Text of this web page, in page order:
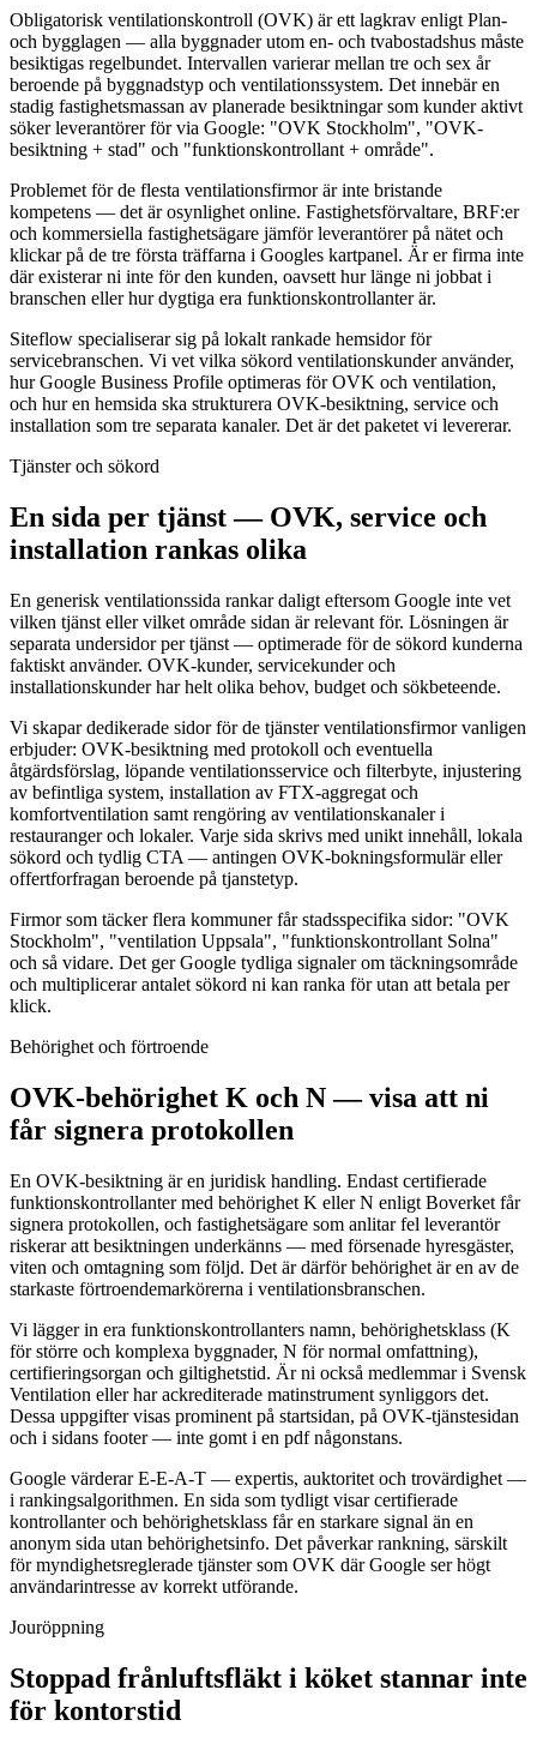
Obligatorisk ventilationskontroll (OVK) är ett lagkrav enligt Plan-
och bygglagen — alla byggnader utom en- och tvabostadshus måste
besiktigas regelbundet. Intervallen varierar mellan tre och sex år
beroende på byggnadstyp och ventilationssystem. Det innebär en
stadig fastighetsmassan av planerade besiktningar som kunder aktivt
söker leverantörer för via Google: "OVK Stockholm", "OVK-
besiktning + stad" och "funktionskontrollant + område".
Problemet för de flesta ventilationsfirmor är inte bristande
kompetens — det är osynlighet online. Fastighetsförvaltare, BRF:er
och kommersiella fastighetsägare jämför leverantörer på nätet och
klickar på de tre första träffarna i Googles kartpanel. Är er firma inte
där existerar ni inte för den kunden, oavsett hur länge ni jobbat i
branschen eller hur dygtiga era funktionskontrollanter är.
Siteflow specialiserar sig på lokalt rankade hemsidor för
servicebranschen. Vi vet vilka sökord ventilationskunder använder,
hur Google Business Profile optimeras för OVK och ventilation,
och hur en hemsida ska strukturera OVK-besiktning, service och
installation som tre separata kanaler. Det är det paketet vi levererar.
Tjänster och sökord
En sida per tjänst — OVK, service och
installation rankas olika
En generisk ventilationssida rankar daligt eftersom Google inte vet
vilken tjänst eller vilket område sidan är relevant för. Lösningen är
separata undersidor per tjänst — optimerade för de sökord kunderna
faktiskt använder. OVK-kunder, servicekunder och
installationskunder har helt olika behov, budget och sökbeteende.
Vi skapar dedikerade sidor för de tjänster ventilationsfirmor vanligen
erbjuder: OVK-besiktning med protokoll och eventuella
åtgärdsförslag, löpande ventilationsservice och filterbyte, injustering
av befintliga system, installation av FTX-aggregat och
komfortventilation samt rengöring av ventilationskanaler i
restauranger och lokaler. Varje sida skrivs med unikt innehåll, lokala
sökord och tydlig CTA — antingen OVK-bokningsformulär eller
offertforfragan beroende på tjanstetyp.
Firmor som täcker flera kommuner får stadsspecifika sidor: "OVK
Stockholm", "ventilation Uppsala", "funktionskontrollant Solna"
och så vidare. Det ger Google tydliga signaler om täckningsområde
och multiplicerar antalet sökord ni kan ranka för utan att betala per
klick.
Behörighet och förtroende
OVK-behörighet K och N — visa att ni
får signera protokollen
En OVK-besiktning är en juridisk handling. Endast certifierade
funktionskontrollanter med behörighet K eller N enligt Boverket får
signera protokollen, och fastighetsägare som anlitar fel leverantör
riskerar att besiktningen underkänns — med försenade hyresgäster,
viten och omtagning som följd. Det är därför behörighet är en av de
starkaste förtroendemarkörerna i ventilationsbranschen.
Vi lägger in era funktionskontrollanters namn, behörighetsklass (K
för större och komplexa byggnader, N för normal omfattning),
certifieringsorgan och giltighetstid. Är ni också medlemmar i Svensk
Ventilation eller har ackrediterade matinstrument synliggors det.
Dessa uppgifter visas prominent på startsidan, på OVK-tjänstesidan
och i sidans footer — inte gomt i en pdf någonstans.
Google värderar E-E-A-T — expertis, auktoritet och trovärdighet —
i rankingsalgorithmen. En sida som tydligt visar certifierade
kontrollanter och behörighetsklass får en starkare signal än en
anonym sida utan behörighetsinfo. Det påverkar rankning, särskilt
för myndighetsreglerade tjänster som OVK där Google ser högt
användarintresse av korrekt utförande.
Jouröppning
Stoppad frånluftsfläkt i köket stannar inte
för kontorstid